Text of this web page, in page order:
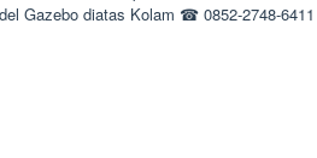
Gazebo diatas Kolam ☎ 0852-2748-6411